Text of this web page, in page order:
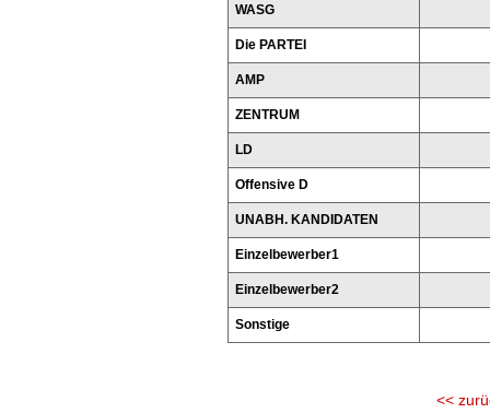
WASG
Die PARTEI
AMP
ZENTRUM
LD
Offensive D
UNABH. KANDIDATEN
Einzelbewerber1
Einzelbewerber2
Sonstige
<<